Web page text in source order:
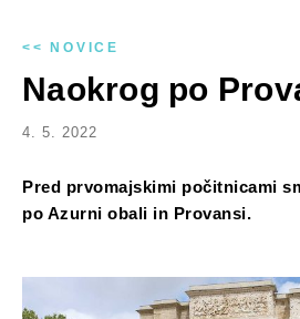
<< NOVICE
Naokrog po
4. 5. 2022
Pred prvomajskimi počitnicami
po Azurni obali in Provansi.